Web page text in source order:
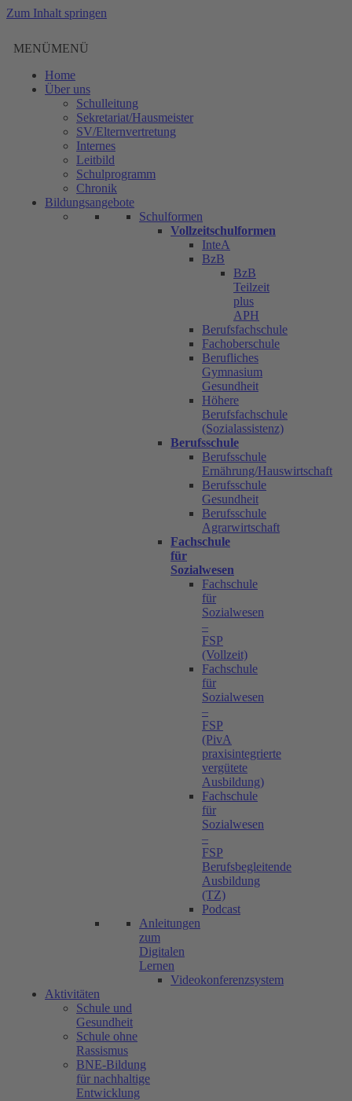
Zum Inhalt springen
MENÜMENÜ
Home
Über uns
Schulleitung
Sekretariat/Hausmeister
SV/Elternvertretung
Internes
Leitbild
Schulprogramm
Chronik
Bildungsangebote
Schulformen
Vollzeitschulformen
InteA
BzB
BzB
Teilzeit
plus
APH
Berufsfachschule
Fachoberschule
Berufliches
Gymnasium
Gesundheit
Höhere
Berufsfachschule
(Sozialassistenz)
Berufsschule
Berufsschule
Ernährung/Hauswirtschaft
Berufsschule
Gesundheit
Berufsschule
Agrarwirtschaft
Fachschule
für
Sozialwesen
Fachschule
für
Sozialwesen
–
FSP
(Vollzeit)
Fachschule
für
Sozialwesen
–
FSP
(PivA
praxisintegrierte
vergütete
Ausbildung)
Fachschule
für
Sozialwesen
–
FSP
Berufsbegleitende
Ausbildung
(TZ)
Podcast
Anleitungen
zum
Digitalen
Lernen
Videokonferenzsystem
Aktivitäten
Schule und
Gesundheit
Schule ohne
Rassismus
BNE-Bildung
für nachhaltige
Entwicklung